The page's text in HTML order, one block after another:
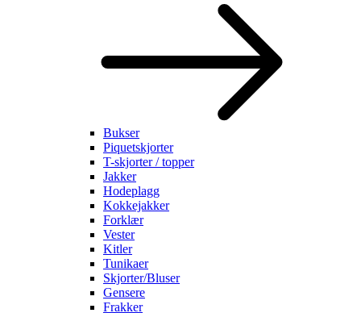
Bukser
Piquetskjorter
T-skjorter / topper
Jakker
Hodeplagg
Kokkejakker
Forklær
Vester
Kitler
Tunikaer
Skjorter/Bluser
Gensere
Frakker